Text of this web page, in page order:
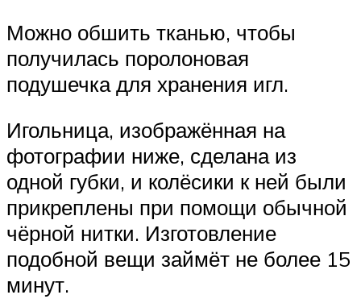
Можно обшить тканью, чтобы
получилась поролоновая
подушечка для хранения игл.
Игольница, изображённая на
фотографии ниже, сделана из
одной губки, и колёсики к ней были
прикреплены при помощи обычной
чёрной нитки. Изготовление
подобной вещи займёт не более 15
минут.